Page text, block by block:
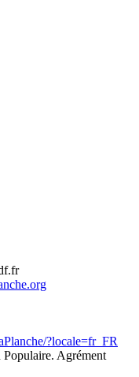
?locale=fr_FR
Populaire. Agrément